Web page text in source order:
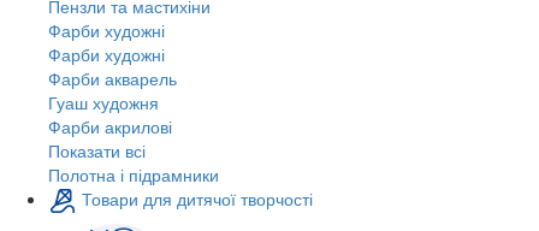
Пензли та мастихіни
Фарби художні
Фарби художні
Фарби акварель
Гуаш художня
Фарби акрилові
Показати всі
Полотна і підрамники
Товари для дитячої творчості